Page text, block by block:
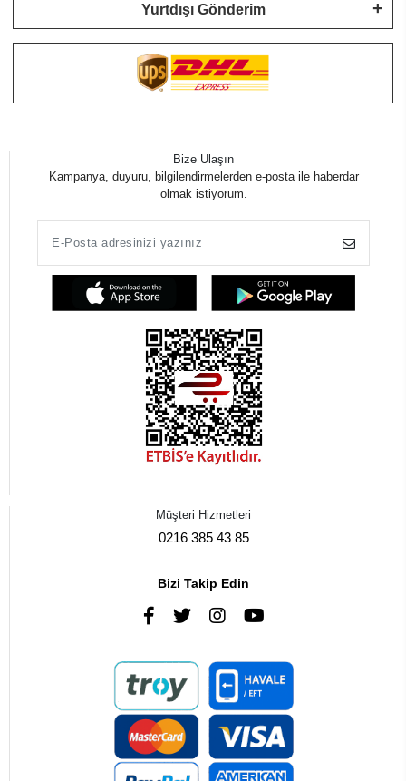
Yurtdışı Gönderim
Bize Ulaşın
Kampanya, duyuru, bilgilendirmelerden e-posta ile haberdar
olmak istiyorum.
Müşteri Hizmetleri
0216 385 43 85
Bizi Takip Edin